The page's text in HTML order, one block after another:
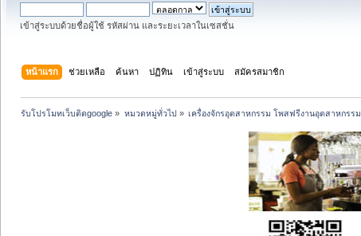
เข้าสู่ระบบด้วยชื่อผู้ใช้ รหัสผ่าน และระยะเวลาในเซสชั่น
หน้าแรก ช่วยเหลือ ค้นหา ปฏิทิน เข้าสู่ระบบ สมัครสมาชิก
รับโปรโมทเว็บติดgoogle » หมวดหมู่ทั่วไป» เครื่องจักรอุตสาหกรรม โพสฟรีงานอุตสาหกรรม